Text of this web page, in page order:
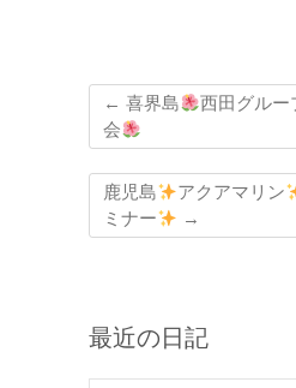
← 喜界島
西田グルー
会
鹿児島 アクアマリン
ミナー
→
最近の日記